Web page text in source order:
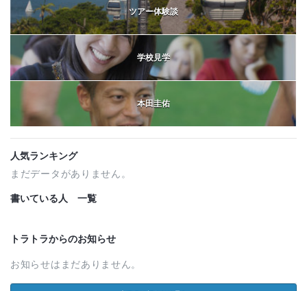
ツアー体験談
学校見学
本田圭佑
人気ランキング
まだデータがありません。
書いている人 一覧
トラトラからのお知らせ
お知らせはまだありません。